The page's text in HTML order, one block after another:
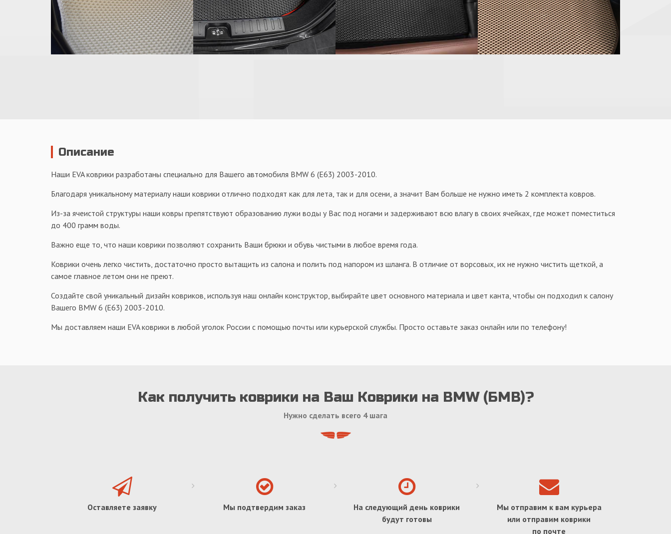
Описание
Наши EVA коврики разработаны специально для Вашего автомобиля BMW 6 (E63) 2003-2010.
Благодаря уникальному материалу наши коврики отлично подходят как для лета, так и для осени, а значит Вам больше не нужно иметь 2 комплекта ковров.
Из-за ячеистой структуры наши ковры препятствуют образованию лужи воды у Вас под ногами и задерживают всю влагу в своих ячейках, где может поместиться
до 400 грамм воды.
Важно еще то, что наши коврики позволяют сохранить Ваши брюки и обувь чистыми в любое время года.
Коврики очень легко чистить, достаточно просто вытащить из салона и полить под напором из шланга. В отличие от ворсовых, их не нужно чистить щеткой, а
самое главное летом они не преют.
Создайте свой уникальный дизайн ковриков, используя наш онлайн конструктор, выбирайте цвет основного материала и цвет канта, чтобы он подходил к салону
Вашего BMW 6 (E63) 2003-2010.
Мы доставляем наши EVA коврики в любой уголок России с помощью почты или курьерской службы. Просто оставьте заказ онлайн или по телефону!
Как получить коврики на Ваш Коврики на BMW (БМВ)?
Нужно сделать всего 4 шага
Оставляете заявку Мы подтвердим заказ
На следующий день коврики
будут готовы
Мы отправим к вам курьера
или отправим коврики
по почте